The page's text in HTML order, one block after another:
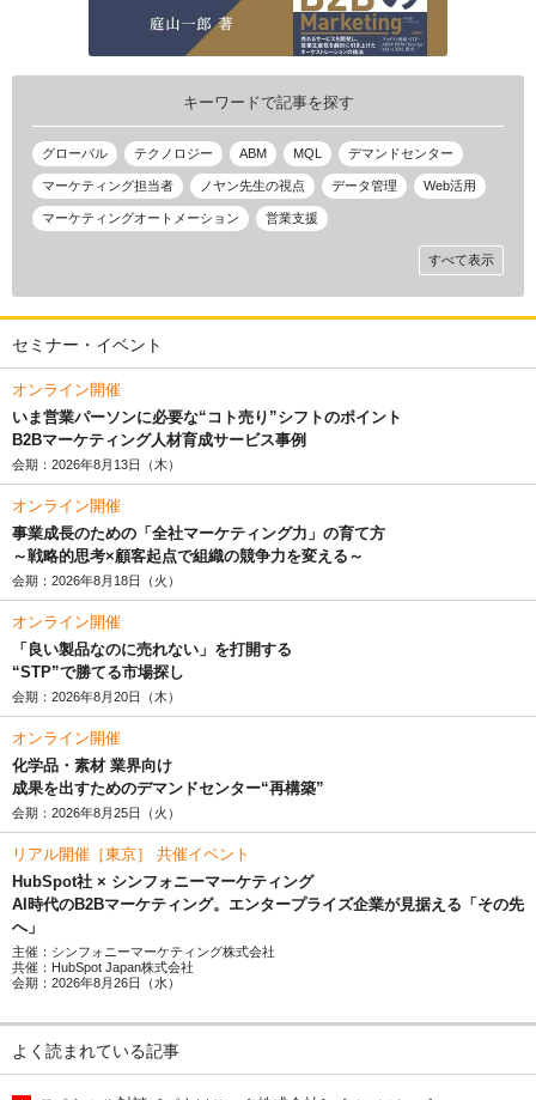
キーワードで記事を探す
グローバル テクノロジー ABM MQL デマンドセンター
マーケティング担当者 ノヤン先生の視点 データ管理 Web活用
マーケティングオートメーション 営業支援
すべて表示
セミナー・イベント
オンライン開催
いま営業パーソンに必要な“コト売り”シフトのポイント
B2Bマーケティング人材育成サービス事例
会期：2026年8月13日（木）
オンライン開催
事業成長のための「全社マーケティング力」の育て方
～戦略的思考×顧客起点で組織の競争力を変える～
会期：2026年8月18日（火）
オンライン開催
「良い製品なのに売れない」を打開する
“STP”で勝てる市場探し
会期：2026年8月20日（木）
オンライン開催
化学品・素材 業界向け
成果を出すためのデマンドセンター“再構築”
会期：2026年8月25日（火）
リアル開催［東京］ 共催イベント
HubSpot社 × シンフォニーマーケティング
AI時代のB2Bマーケティング。エンタープライズ企業が見据える「その先
へ」
主催：シンフォニーマーケティング株式会社
共催：HubSpot Japan株式会社
会期：2026年8月26日（水）
よく読まれている記事